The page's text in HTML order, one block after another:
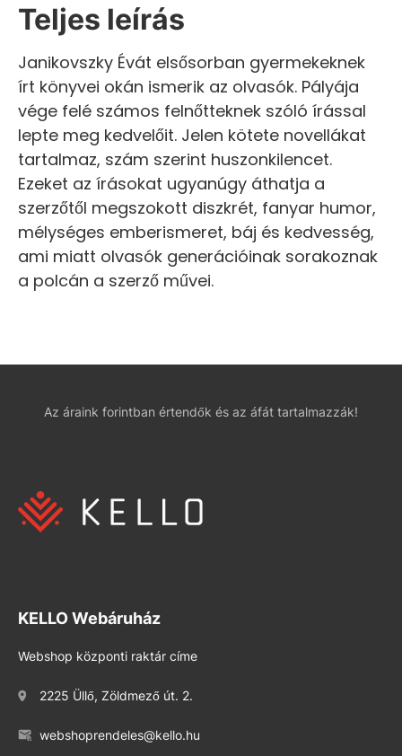
Teljes leírás
Janikovszky Évát elsősorban gyermekeknek
írt könyvei okán ismerik az olvasók. Pályája
vége felé számos felnőtteknek szóló írással
lepte meg kedvelőit. Jelen kötete novellákat
tartalmaz, szám szerint huszonkilencet.
Ezeket az írásokat ugyanúgy áthatja a
szerzőtől megszokott diszkrét, fanyar humor,
mélységes emberismeret, báj és kedvesség,
ami miatt olvasók generációinak sorakoznak
a polcán a szerző művei.
Az áraink forintban értendők és az áfát tartalmazzák!
KELLO Webáruház
Webshop központi raktár címe
2225 Üllő, Zöldmező út. 2.
webshoprendeles@kello.hu